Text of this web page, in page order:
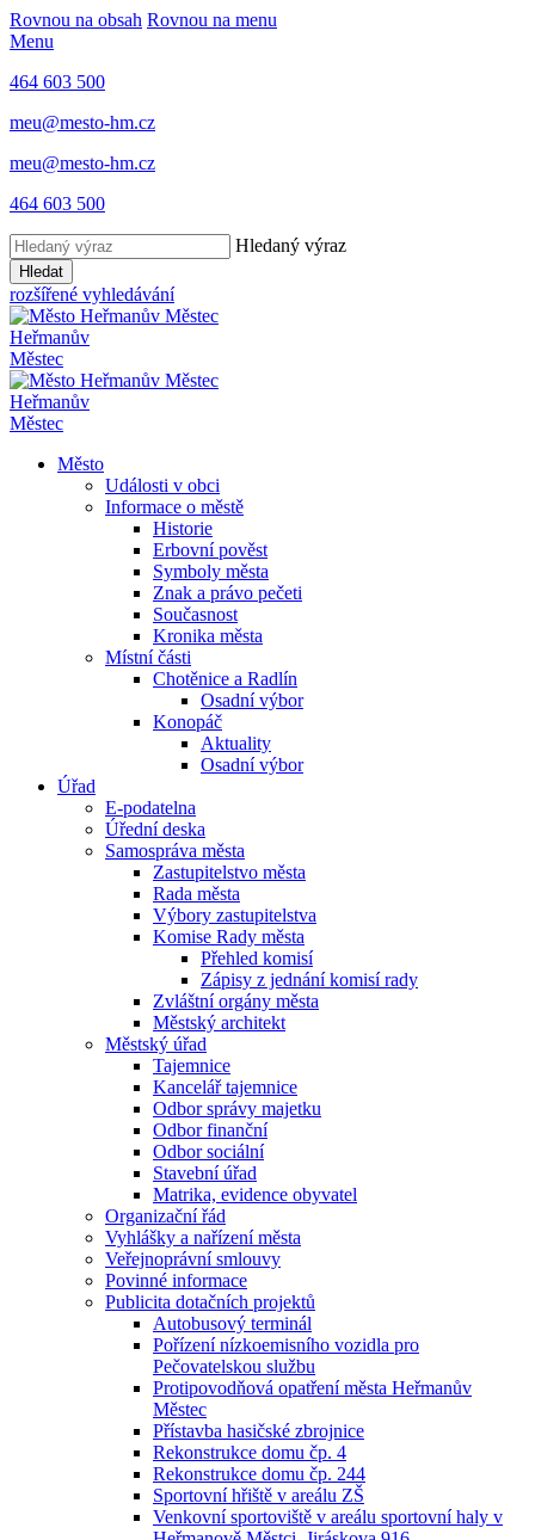
Rovnou na obsah Rovnou na menu
Menu
464 603 500
meu@mesto-hm.cz
meu@mesto-hm.cz
464 603 500
Hledaný výraz
Hledat
rozšířené vyhledávání
Heřmanův
Městec
Heřmanův
Městec
Město
Události v obci
Informace o městě
Historie
Erbovní pověst
Symboly města
Znak a právo pečeti
Současnost
Kronika města
Místní části
Chotěnice a Radlín
Osadní výbor
Konopáč
Aktuality
Osadní výbor
Úřad
E-podatelna
Úřední deska
Samospráva města
Zastupitelstvo města
Rada města
Výbory zastupitelstva
Komise Rady města
Přehled komisí
Zápisy z jednání komisí rady
Zvláštní orgány města
Městský architekt
Městský úřad
Tajemnice
Kancelář tajemnice
Odbor správy majetku
Odbor finanční
Odbor sociální
Stavební úřad
Matrika, evidence obyvatel
Organizační řád
Vyhlášky a nařízení města
Veřejnoprávní smlouvy
Povinné informace
Publicita dotačních projektů
Autobusový terminál
Pořízení nízkoemisního vozidla pro
Pečovatelskou službu
Protipovodňová opatření města Heřmanův
Městec
Přístavba hasičské zbrojnice
Rekonstrukce domu čp. 4
Rekonstrukce domu čp. 244
Sportovní hřiště v areálu ZŠ
Venkovní sportoviště v areálu sportovní haly v